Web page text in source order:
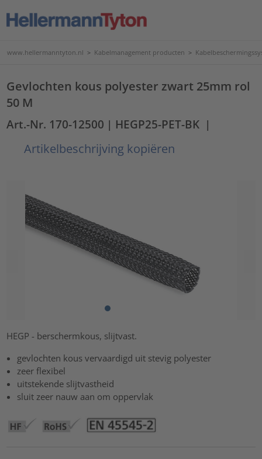
www.hellermanntyton.nl > Kabelmanagement producten >
Gevlochten kous polyester zwart 25mm rol
50 M
Art.-Nr. 170-12500 | HEGP25-PET-BK |
Artikelbeschrijving kopiëren
HEGP - berschermkous, slijtvast.
gevlochten kous vervaardigd uit stevig polyester
zeer flexibel
uitstekende slijtvastheid
sluit zeer nauw aan om oppervlak